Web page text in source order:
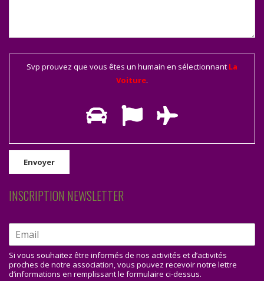
Svp prouvez que vous êtes un humain en sélectionnant La
Voiture.
INSCRIPTION NEWSLETTER
Si vous souhaitez être informés de nos activités et d’activités
proches de notre association, vous pouvez recevoir notre lettre
d’informations en remplissant le formulaire ci-dessus.